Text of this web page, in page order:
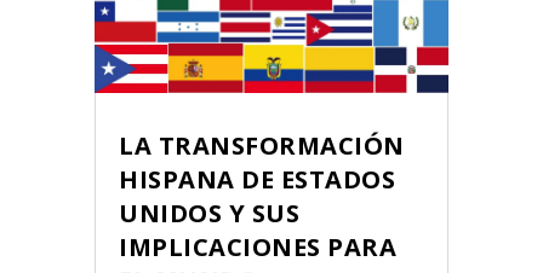
LA TRANSFORMACIÓN
HISPANA DE ESTADOS
UNIDOS Y SUS
IMPLICACIONES PARA